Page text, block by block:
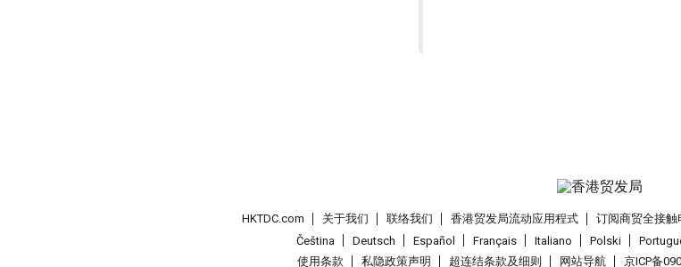
HKTDC.com 关于我们 联络我们 香港贸发局流动应用程式 订阅商贸全接触
Čeština
Deutsch Español Français Italiano Polski
使用条款
私隐政策声明 超连结条款及细则 网站导航 京ICP备